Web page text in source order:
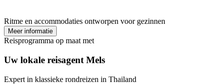
Ritme en accommodaties ontworpen voor gezinnen
Meer informatie
Reisprogramma op maat met
Uw lokale reisagent Mels
Expert in klassieke rondreizen in Thailand